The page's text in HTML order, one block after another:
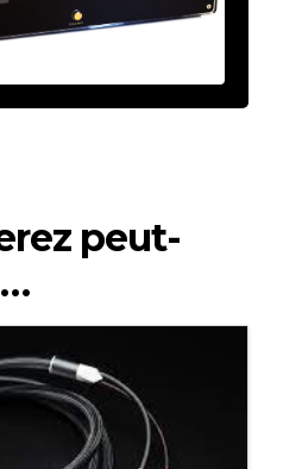
peut-